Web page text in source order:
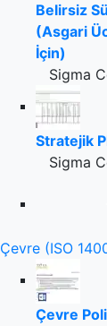
Belirsiz
(Asgari
İçin)
Sigma
Stratejik
Sigma
Çevre (ISO
Çevre